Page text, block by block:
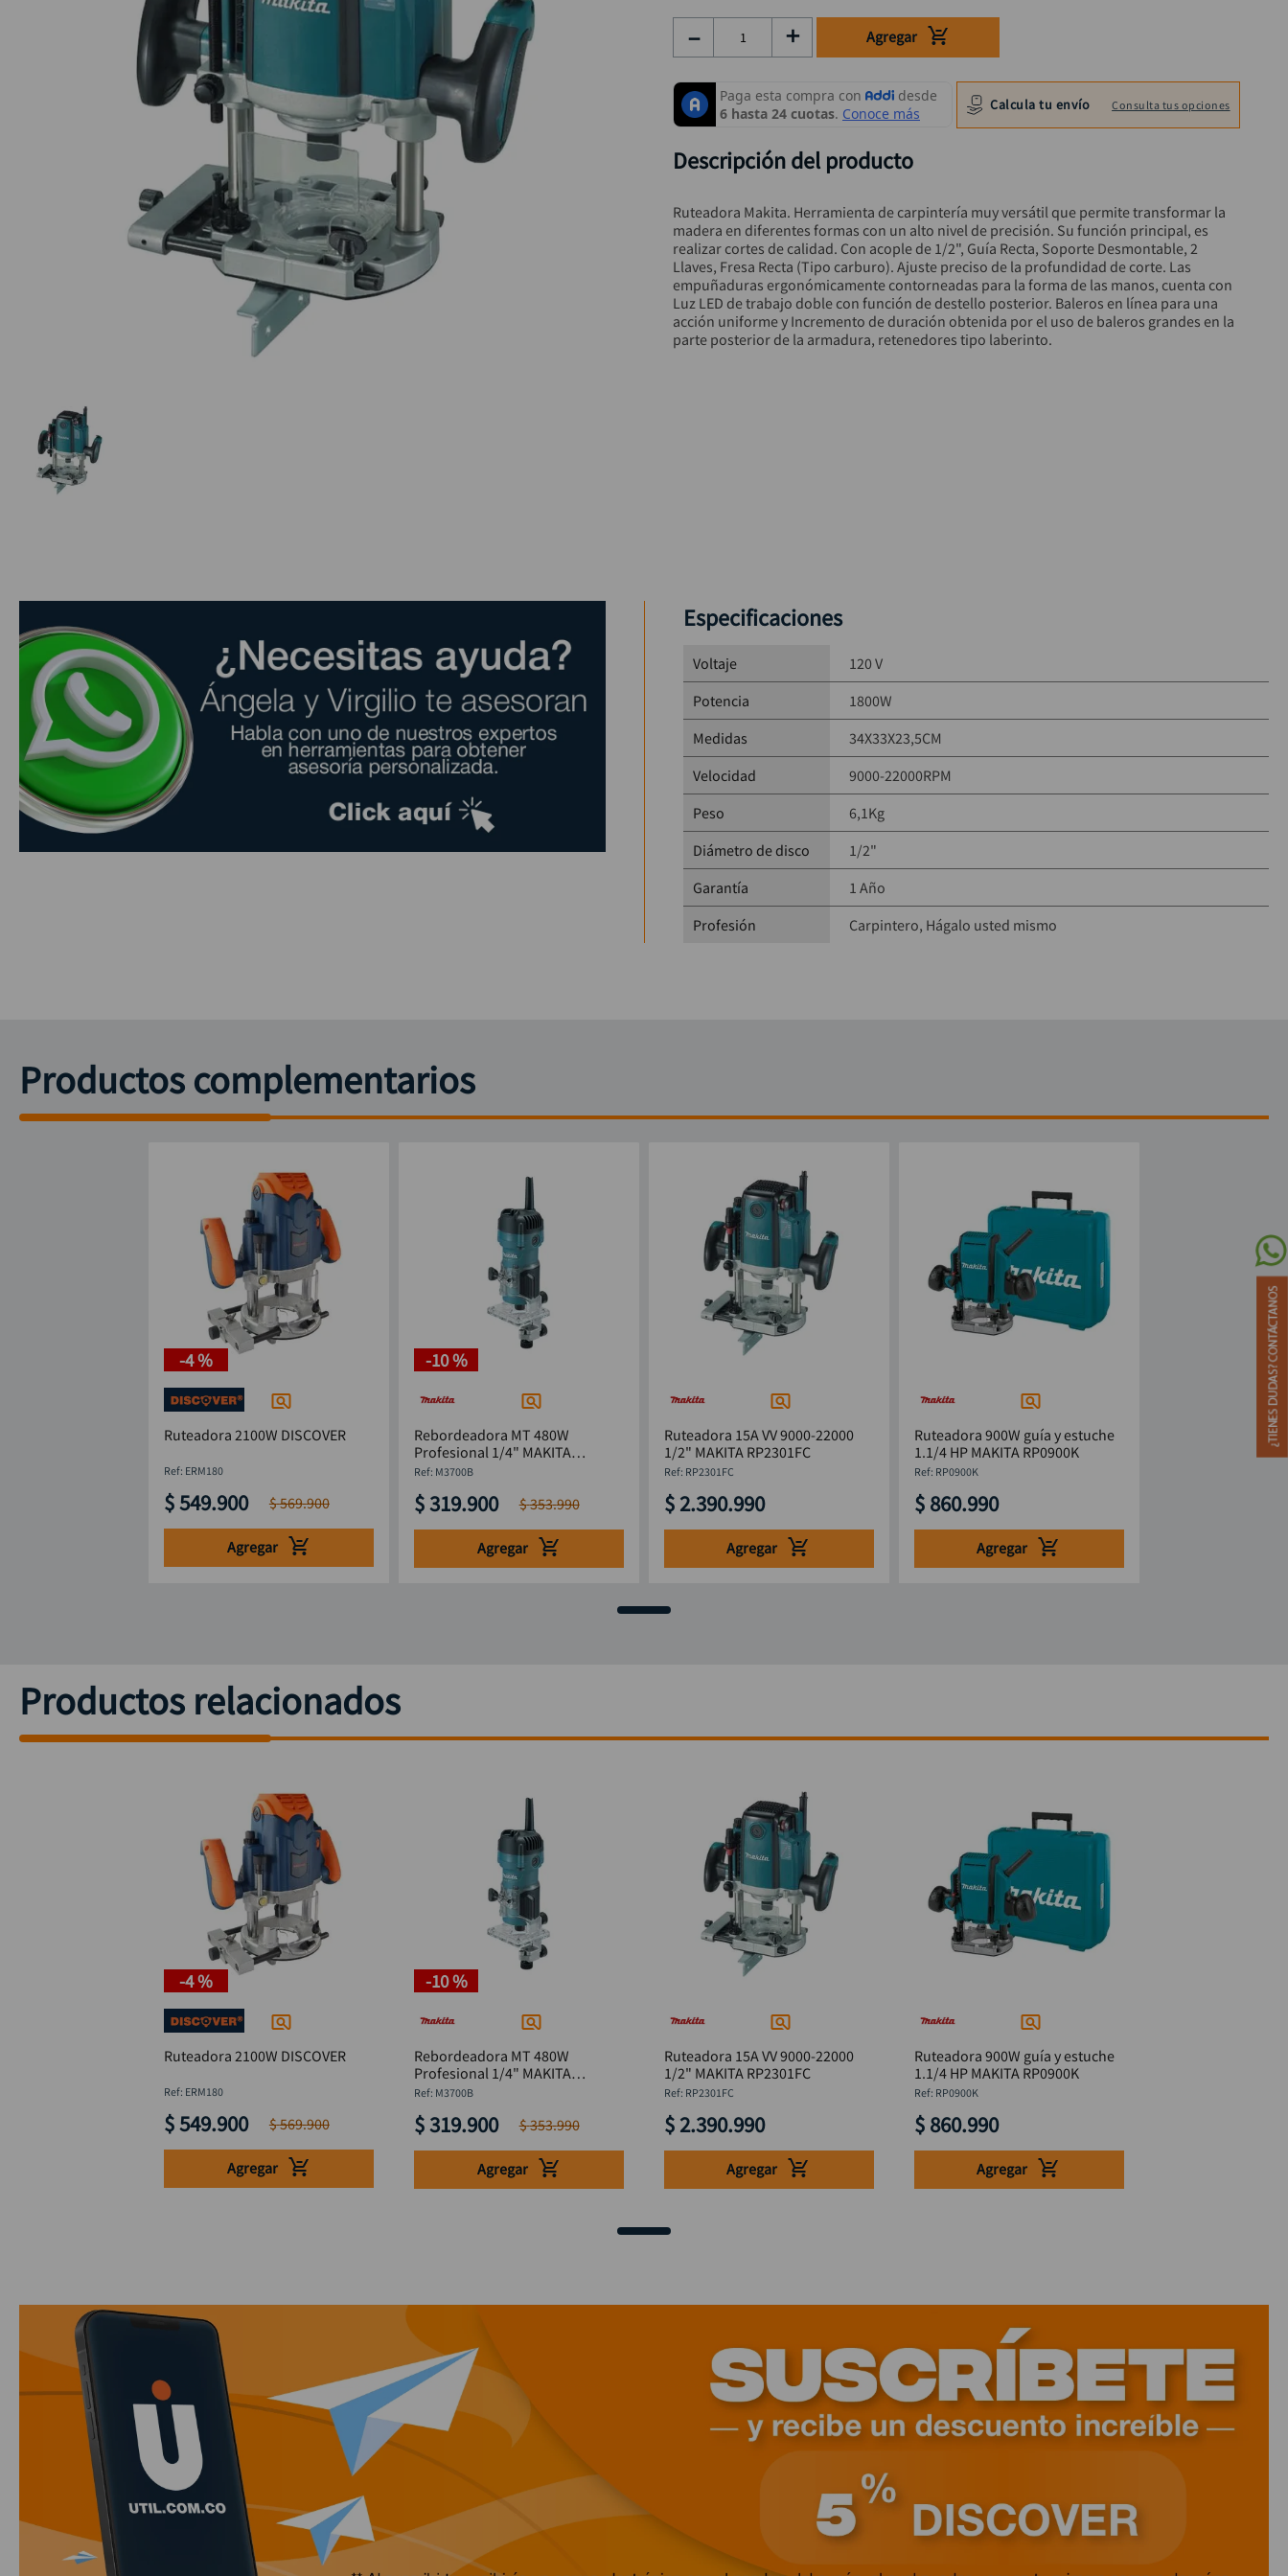
＋
－ Agregar
Calcula tu envío Consulta tus opciones
Descripción del producto
Ruteadora Makita. Herramienta de carpintería muy versátil que permite transformar la
madera en diferentes formas con un alto nivel de precisión. Su función principal, es
realizar cortes de calidad. Con acople de 1/2", Guía Recta, Soporte Desmontable, 2
Llaves, Fresa Recta (Tipo carburo). Ajuste preciso de la profundidad de corte. Las
empuñaduras ergonómicamente contorneadas para la forma de las manos, cuenta con
Luz LED de trabajo doble con función de destello posterior. Baleros en línea para una
acción uniforme y Incremento de duración obtenida por el uso de baleros grandes en la
parte posterior de la armadura, retenedores tipo laberinto.
Especificaciones
Voltaje
120 V
Potencia
1800W
Medidas
34X33X23,5CM
Velocidad
9000-22000RPM
Peso
6,1Kg
Diámetro de disco
1/2"
Garantía
1 Año
Profesión
Carpintero Hágalo usted mismo
Productos complementarios
-4 %
Ruteadora 2100W DISCOVER
: ERM180
$549.900 $569.900
Agregar
-10 %
Rebordeadora MT 480W
Profesional 1/4" MAKITA
M3700B
: M3700B
$319.900 $353.990
Agregar
Ruteadora 15A VV 9000-22000
1/2" MAKITA RP2301FC
: RP2301FC
$ 2.390.990
Agregar
Ruteadora 900W guía y estuche
1.1/4 HP MAKITA RP0900K
: RP0900K
$ 860.990
Agregar
Productos relacionados
-4 %
Ruteadora 2100W DISCOVER
: ERM180
$549.900 $569.900
Agregar
-10 %
Rebordeadora MT 480W
Profesional 1/4" MAKITA
M3700B
: M3700B
$319.900 $353.990
Agregar
Ruteadora 15A VV 9000-22000
1/2" MAKITA RP2301FC
: RP2301FC
$ 2.390.990
Agregar
Ruteadora 900W guía y estuche
1.1/4 HP MAKITA RP0900K
: RP0900K
$ 860.990
Agregar
10 black decker